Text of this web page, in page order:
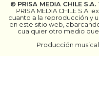
© PRISA MEDIA CHILE S.A.
PRISA MEDIA CHILE S.A.
cuanto a la reproducción y
en este sitio web,
cualquier otro medio
Producción